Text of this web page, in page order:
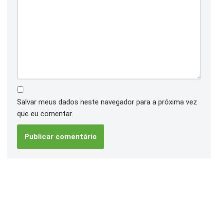
Salvar meus dados neste navegador para a próxima vez
que eu comentar.